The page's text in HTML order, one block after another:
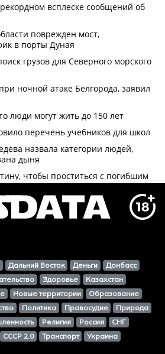
Дальний Восток Деньги
Донбасс
Здоровье
Казахстан
Новые территории
Образование
Политика Правосудие
Природа
Религия Россия
СНГ
СССР 2.0 Транспорт
Украина